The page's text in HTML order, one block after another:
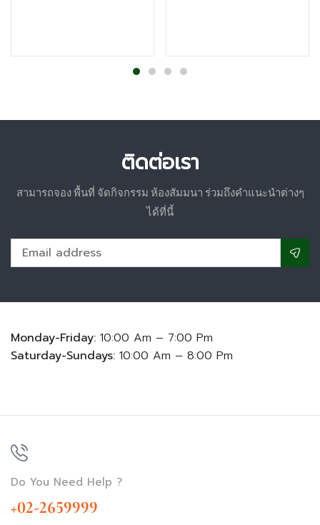
ติดต่อเรา
สามารถจอง พื้นที่ จัดกิจกรรม ห้องสัมมนา ร่วมถึงคำแนะนำต่างๆ
ได้ที่นี้
Monday-Friday: 10:00 Am – 7:00 Pm
Saturday-Sundays: 10:00 Am – 8:00 Pm
Do You Need Help ?
+02-2659999